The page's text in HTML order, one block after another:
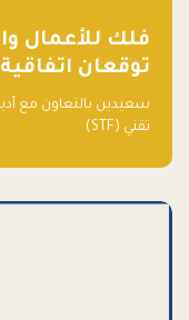
فلك للأعمال
توقعان
جريء تقني (STF) - مشغل من قبل فـلك
سعيدين بالتعاون مع
تقني (STF)